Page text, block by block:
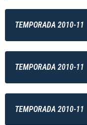
TEMPORADA 2010-11
TEMPORADA 2010-11
TEMPORADA 2010-11